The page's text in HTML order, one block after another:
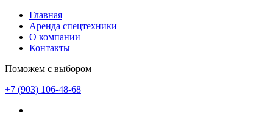
Главная
Аренда спецтехники
О компании
Контакты
Поможем с выбором
+7 (903) 106-48-68